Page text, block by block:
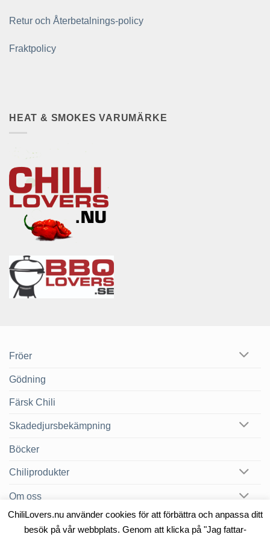
Retur och Återbetalnings-policy
Fraktpolicy
HEAT & SMOKES VARUMÄRKE
Fröer
Gödning
Färsk Chili
Skadedjursbekämpning
Böcker
Chiliprodukter
Om oss
Chilibloggen
ChiliLovers.nu använder cookies för att förbättra och anpassa ditt
besök på vår webbplats. Genom att klicka på "Jag fattar-